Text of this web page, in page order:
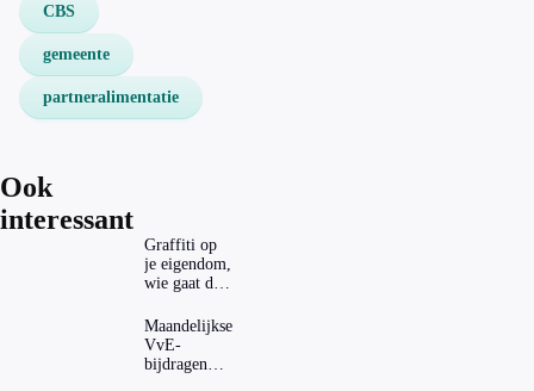
CBS
gemeente
partneralimentatie
Ook
interessant
Graffiti op
je eigendom,
wie gaat dat
Maandelijkse
VvE-
bijdragen